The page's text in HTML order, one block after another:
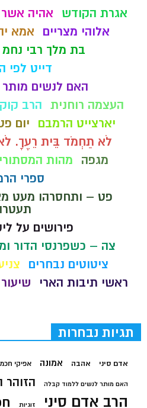
אגרת הקודש אהיה
אלוהי מצריים
אמא
בת מלך רבי נחמ
דייט לפי
האם לנשים מותר
העצמה רוחנית הרב קוק
יארצייט הרמבם
יום
לֹא תַחְמֹד בֵּית רֵעֶךָ.
מגפה
מהות
ספרי
פט – ותחסרהו מעט
פירושים על
צה – כשפרנסי הדור
ציטוטים נבחרים
ראשי תיבות הארי
תגיות נבחרות
אדם סיני אהבה אמונה אפיקי
האם מותר לנשים ללמוד קבלה הזוהר
הרב אדם סיני זוגיות